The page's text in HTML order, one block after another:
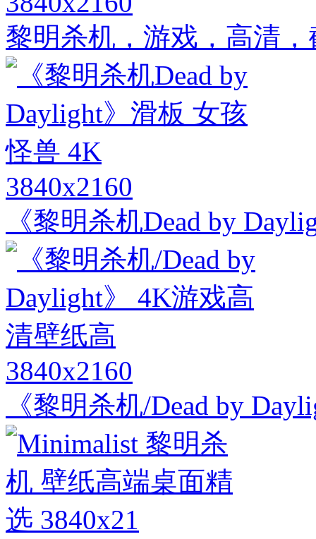
黎明杀机，游戏，高清
3840x2160
《黎明杀机Dead by
3840x2160
《黎明杀机/Dead by